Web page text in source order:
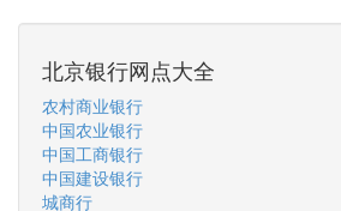
北京银行网点大全
农村商业银行
中国农业银行
中国工商银行
中国建设银行
城商行